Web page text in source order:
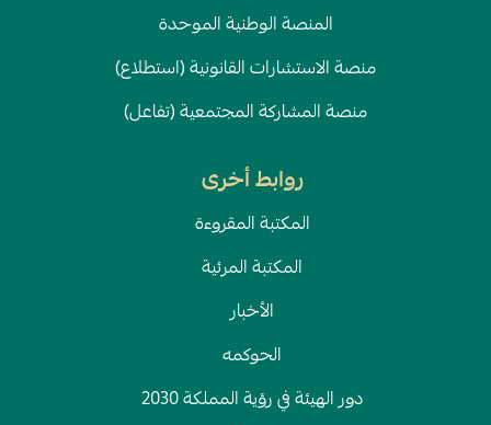
المنصة الوطنية الموحدة
منصة الاستشارات القانونية (استطلاع)
منصة المشاركة المجتمعية (تفاعل)
روابط أخرى
المكتبة المقروءة
المكتبة المرئية
الأخبار
الحوكمه
دور الهيئة في رؤية المملكة 2030